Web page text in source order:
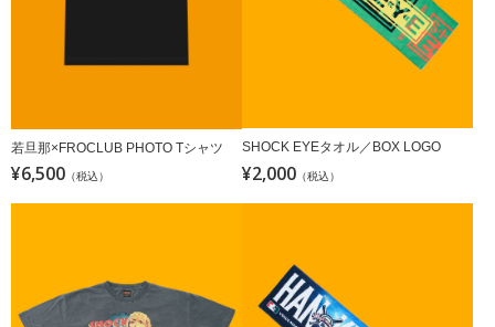
若旦那×FROCLUB PHOTO Tシャツ
¥6,500 （税込）
SHOCK EYEタオル／BOX LOGO
¥2,000 （税込）